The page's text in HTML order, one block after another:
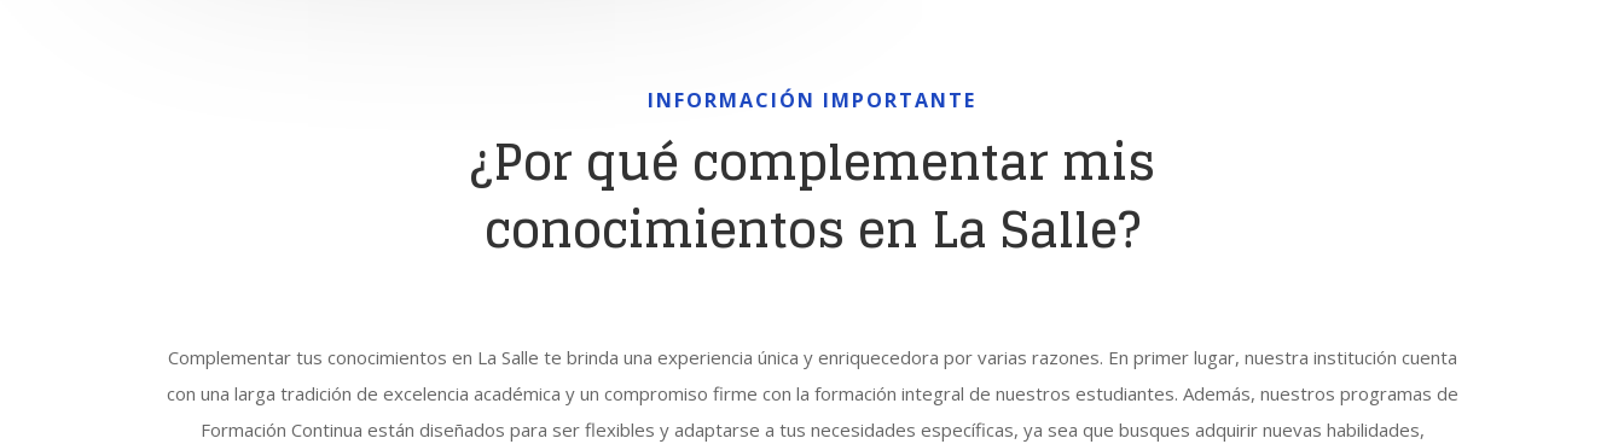
INFORMACIÓN IMPORTANTE
¿Por qué complementar mis
conocimientos en La Salle?
Complementar tus conocimientos en La Salle te brinda una experiencia única y enriquecedora por varias razones. En primer lugar, nuestra institución cuenta
con una larga tradición de excelencia académica y un compromiso firme con la formación integral de nuestros estudiantes. Además, nuestros programas de
Formación Continua están diseñados para ser flexibles y adaptarse a tus necesidades específicas, ya sea que busques adquirir nuevas habilidades,